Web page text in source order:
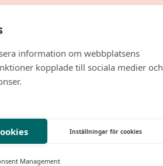
ner
information om webbplatsens
kopplade till sociala medier och
Inställningar för cookies
Management